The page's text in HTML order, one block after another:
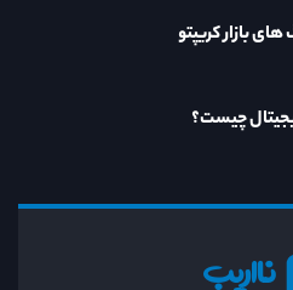
نااریب
بازار کریپتو
چیست؟